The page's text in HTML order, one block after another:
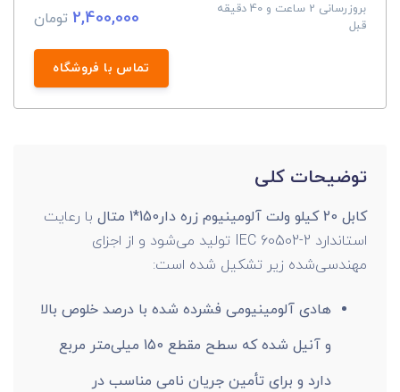
بروزرسانی 2 ساعت و 40 دقیقه
قبل
2,400,000 تومان
تماس با فروشگاه
توضیحات کلی
کابل 20 کیلو ولت آلومینیوم زره دار150*1 متال
با رعایت
استاندارد IEC 60502-2 تولید می‌شود و از اجزای
مهندسی‌شده زیر تشکیل شده است:
هادی آلومینیومی فشرده شده با درصد خلوص بالا
و آنیل شده که سطح مقطع 150 میلی‌متر مربع
دارد و برای تأمین جریان نامی مناسب در